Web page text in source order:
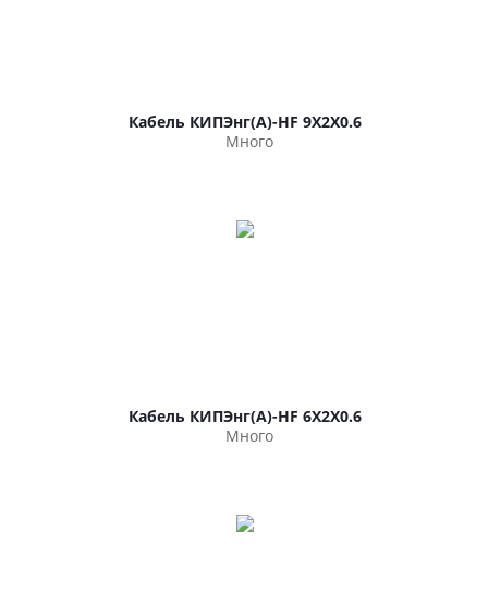
Кабель КИПЭнг(А)-HF 9Х2Х0.6
Много
Кабель КИПЭнг(А)-HF 6Х2Х0.6
Много